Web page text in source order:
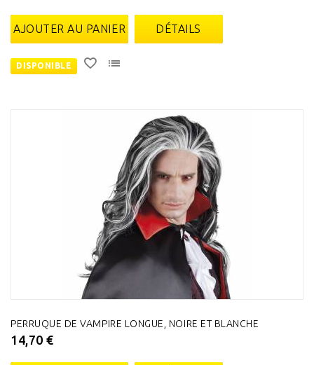
AJOUTER AU PANIER DÉTAILS
DISPONIBLE
PERRUQUE DE VAMPIRE LONGUE, NOIRE ET BLANCHE
14,70 €